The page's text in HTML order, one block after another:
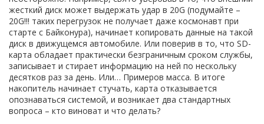
жесткий диск может выдержать удар в 20G (подумайте –
20G!!! таких перегрузок не получает даже космонавт при
старте с Байконура), начинает копировать данные на такой
диск в движущемся автомобиле. Или поверив в то, что SD-
карта обладает практически безграничным сроком службы,
записывает и стирает информацию на ней по нескольку
десятков раз за день. Или… Примеров масса. В итоге
накопитель начинает стучать, карта отказывается
опознаваться системой, и возникает два стандартных
вопроса – кто виноват и что делать?